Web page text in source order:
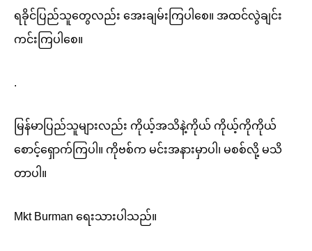
ရခိုင်ပြည်သူတွေလည်း အေးချမ်းကြပါစေ။ အထင်လွဲချင်း
ကင်းကြပါစေ။
.
မြန်မာပြည်သူများလည်း ကိုယ့်အသိနဲ့ကိုယ် ကိုယ့်ကိုကိုယ်
စောင့်ရှောက်ကြပါ။ ကိုဗစ်က မင်းအနားမှာပါ၊ မစစ်လို့ မသိ
တာပါ။
Mkt Burman ရေးသားပါသည်။